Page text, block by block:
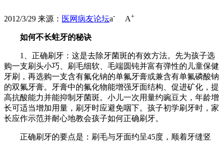
2012/3/29 来源： 医网病友论坛a- A+
如何不长蛀牙的秘诀
1、正确刷牙：这是去除牙菌斑的有效方法。先为孩子选
购一支刷头小巧、刷毛细软、毛端圆钝并富有弹性的儿童保健
牙刷，再选购一支含有氟化钠的单氟牙膏或兼含有单氟磷酸钠
的双氟牙膏。牙膏中的氟化物能增强牙面结构、促进矿化，提
高抗酸能力并能抑制牙菌斑。小儿一次用量约豌豆大，年龄增
长可适当增加用量，刷牙时应避免咽下。孩子初学刷牙时，家
长应作示范并耐心地教会孩子如何正确刷牙。
正确刷牙的要点是：刷毛与牙面约呈45度，顺着牙缝竖